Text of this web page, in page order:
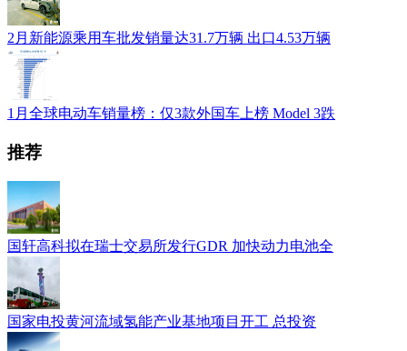
2月新能源乘用车批发销量达31.7万辆 出口4.53万辆
1月全球电动车销量榜：仅3款外国车上榜 Model 3跌
推荐
国轩高科拟在瑞士交易所发行GDR 加快动力电池全
国家电投黄河流域氢能产业基地项目开工 总投资